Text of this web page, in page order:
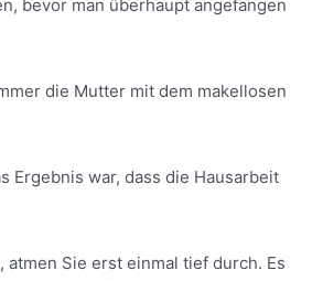
bevor man überhaupt angefangen
die Mutter mit dem makellosen
Ergebnis war, dass die Hausarbeit
Sie erst einmal tief durch. Es